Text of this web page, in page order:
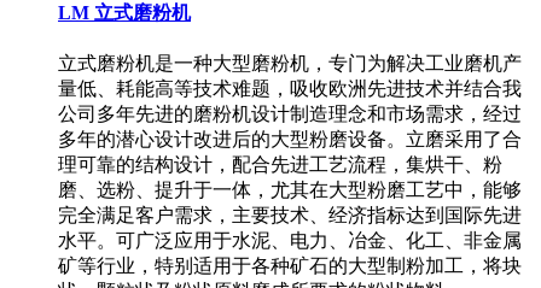
LM 立式磨粉机
立式磨粉机是一种大型磨粉机，专门为解决工业磨机产
量低、耗能高等技术难题，吸收欧洲先进技术并结合我
公司多年先进的磨粉机设计制造理念和市场需求，经过
多年的潜心设计改进后的大型粉磨设备。立磨采用了合
理可靠的结构设计，配合先进工艺流程，集烘干、粉
磨、选粉、提升于一体，尤其在大型粉磨工艺中，能够
完全满足客户需求，主要技术、经济指标达到国际先进
水平。可广泛应用于水泥、电力、冶金、化工、非金属
矿等行业，特别适用于各种矿石的大型制粉加工，将块